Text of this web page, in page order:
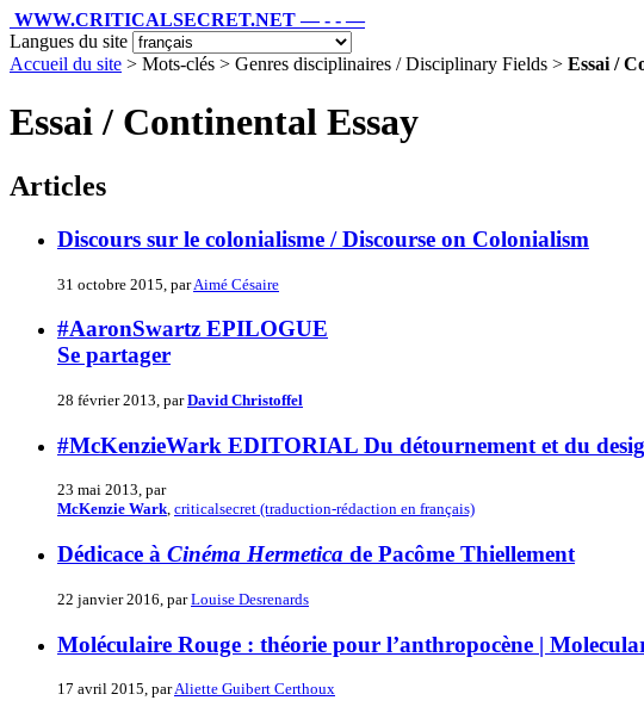
WWW.CRITICALSECRET.NET — - - —
Langues du site
Accueil du site > Mots-clés > Genres disciplinaires / Disciplinary Fields > Essai /
Essai / Continental Essay
Articles
Discours sur le colonialisme / Discourse on Colonialism
31 octobre 2015, parAimé Césaire
#AaronSwartz EPILOGUE
Se partager
28 février 2013, parDavid Christoffel
#McKenzieWark EDITORIAL Du détournement et du
23 mai 2013, par
McKenzie Wark, criticalsecret (traduction-rédaction en français)
Dédicace à Cinéma Hermetica de Pacôme Thiellement
22 janvier 2016, parLouise Desrenards
Moléculaire Rouge : théorie pour l’anthropocène |
17 avril 2015, parAliette Guibert Certhoux